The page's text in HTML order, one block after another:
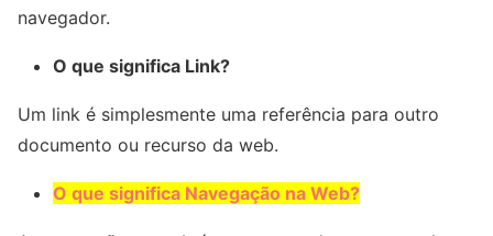
navegador.
O que significa Link?
Um link é simplesmente uma referência para outro
documento ou recurso da web.
O que significa Navegação na Web?